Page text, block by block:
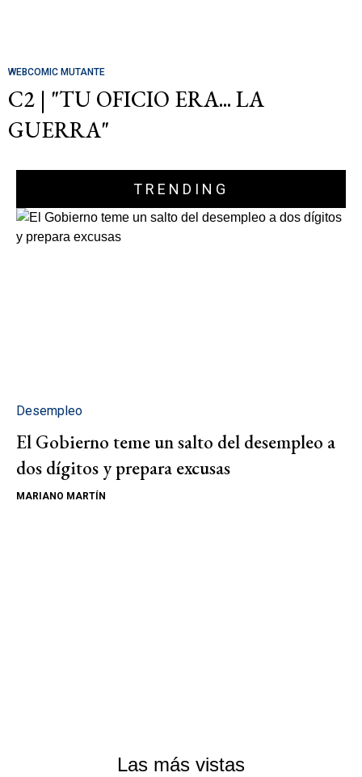
WEBCOMIC MUTANTE
C2 | "TU OFICIO ERA... LA
GUERRA"
TRENDING
Desempleo
El Gobierno teme un salto del desempleo a
dos dígitos y prepara excusas
MARIANO MARTÍN
Las más vistas